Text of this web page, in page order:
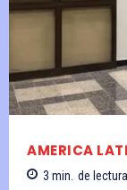
AMERICA
3 min. de lectura